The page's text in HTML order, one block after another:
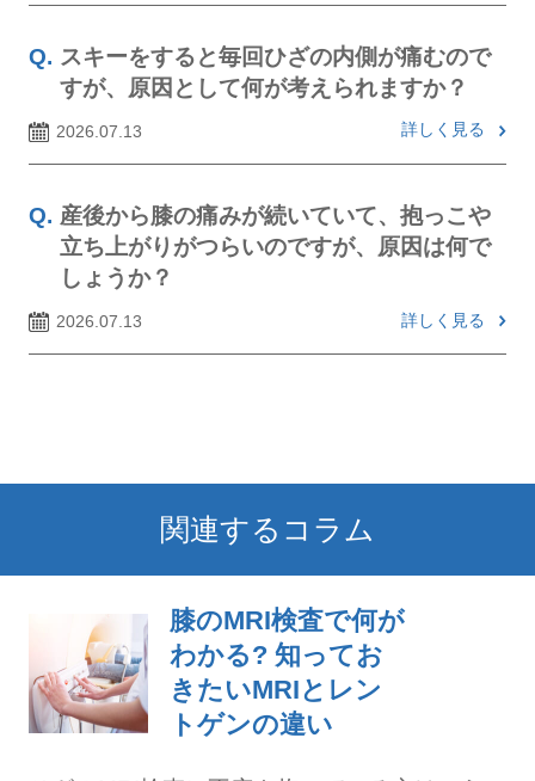
スキーをすると毎回ひざの内側が痛むので
すが、原因として何が考えられますか？
2026.07.13 詳しく見る
産後から膝の痛みが続いていて、抱っこや
立ち上がりがつらいのですが、原因は何で
しょうか？
2026.07.13 詳しく見る
関連するコラム
膝のMRI検査で何が
わかる? 知ってお
きたいMRIとレン
トゲンの違い